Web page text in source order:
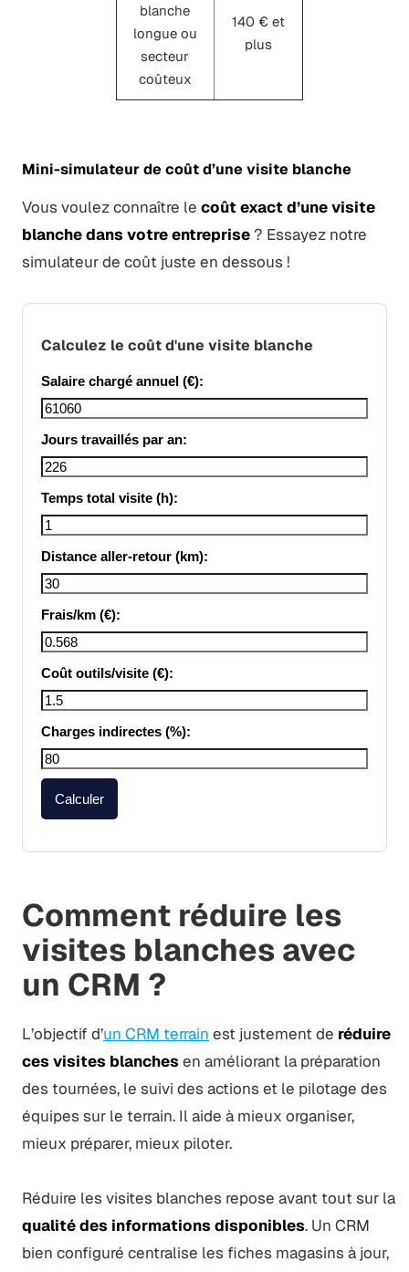
blanche
longue ou
secteur
coûteux
140 € et
plus
Mini-simulateur de coût d’une visite blanche
Vous voulez connaître le coût exact d’une visite
blanche dans votre entreprise? Essayez notre
simulateur de coût juste en dessous !
Calculez le coût d'une visite blanche
Salaire chargé annuel (€):
Jours travaillés par an:
Temps total visite (h):
Distance aller-retour (km):
Frais/km (€):
Coût outils/visite (€):
Charges indirectes (%):
Calculer
Comment réduire les
visites blanches avec
un CRM ?
L’objectif d’un CRM terrain est justement de réduire
ces visites blanches en améliorant la préparation
des tournées, le suivi des actions et le pilotage des
équipes sur le terrain. Il aide à mieux organiser,
mieux préparer, mieux piloter.
Réduire les visites blanches repose avant tout sur la
qualité des informations disponibles. Un CRM
bien configuré centralise les fiches magasins à jour,